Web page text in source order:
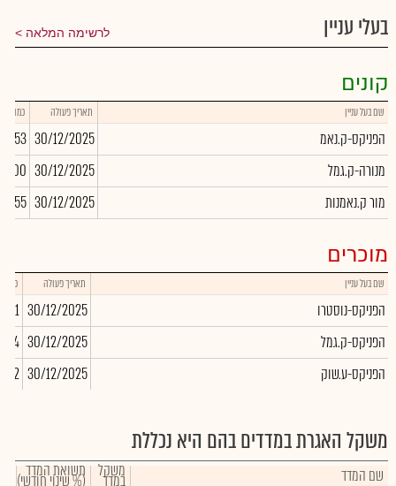
בעלי עניין לרשימה המלאה
קונים
שם בעל עניין תאריך פעולה כמות
הפניקס-ק.נאמ 30/12/2025
מנורה-ק.גמל
30/12/2025
מור ק.נאמנות
30/12/2025
מוכרים
שם בעל עניין תאריך פעולה כמות
הפניקס-נוסטרו 30/12/2025
הפניקס-ק.גמל
30/12/2025
הפניקס-ע.שוק
30/12/2025
-22
משקל האגרת במדדים בהם היא נכללת
שם המדד משקל
במדד תשואת המדד
(% שינוי חודשי)